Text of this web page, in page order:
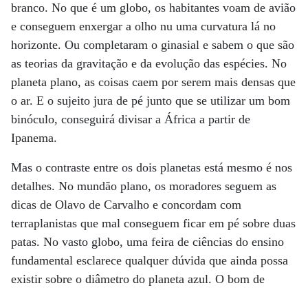
branco. No que é um globo, os habitantes voam de avião
e conseguem enxergar a olho nu uma curvatura lá no
horizonte. Ou completaram o ginasial e sabem o que são
as teorias da gravitação e da evolução das espécies. No
planeta plano, as coisas caem por serem mais densas que
o ar. E o sujeito jura de pé junto que se utilizar um bom
binóculo, conseguirá divisar a África a partir de
Ipanema.
Mas o contraste entre os dois planetas está mesmo é nos
detalhes. No mundão plano, os moradores seguem as
dicas de Olavo de Carvalho e concordam com
terraplanistas que mal conseguem ficar em pé sobre duas
patas. No vasto globo, uma feira de ciências do ensino
fundamental esclarece qualquer dúvida que ainda possa
existir sobre o diâmetro do planeta azul. O bom de